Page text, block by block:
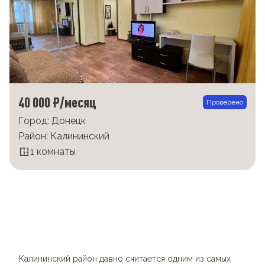
40 000 ₽/месяц Проверено
Город: Донецк
Район: Калининский
1 комнаты
Калининский район давно считается одним из самых